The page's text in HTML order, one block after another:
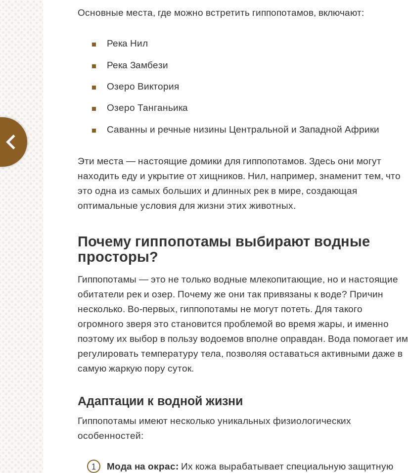
Основные места, где можно встретить гиппопотамов, включают:
Река Нил
Река Замбези
Озеро Виктория
Озеро Танганьика
Саванны и речные низины Центральной и Западной Африки
Эти места — настоящие домики для гиппопотамов. Здесь они могут
находить еду и укрытие от хищников. Нил, например, знаменит тем, что
это одна из самых больших и длинных рек в мире, создающая
оптимальные условия для жизни этих животных.
Почему гиппопотамы выбирают водные
просторы?
Гиппопотамы — это не только водные млекопитающие, но и настоящие
обитатели рек и озер. Почему же они так привязаны к воде? Причин
несколько. Во-первых, гиппопотамы не могут потеть. Для такого
огромного зверя это становится проблемой во время жары, и именно
поэтому их выбор в пользу водоемов вполне оправдан. Вода помогает им
регулировать температуру тела, позволяя оставаться активными даже в
самую жаркую пору суток.
Адаптации к водной жизни
Гиппопотамы имеют несколько уникальных физиологических
особенностей:
Мода на окрас: Их кожа вырабатывает специальную защитную